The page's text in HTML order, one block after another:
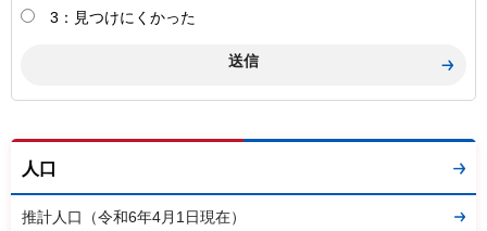
3：見つけにくかった
人口
推計人口（令和6年4月1日現在）